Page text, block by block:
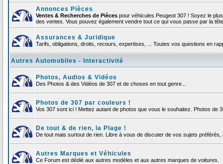
Annonces Pièces
Ventes & Recherches de Pièces pour véhicules Peugeot 307 ! Soyez le
des ventes. Vous pouvez également vendre tout ce qui vous passe par la
Assurances & Juridique
Tarifs, obligations, droits, recours, expertises, ... Toutes vos questions en
Autres Automobiles - Interactivité
Photos, Audios & Vidéos
Des Photos & des Vidéos de 307 et de choses en tout genre...
Photos de 307 par couleurs !
Vos 307 sont ici ! Mettez autant de photos que vous le souhaitez. Photos de
De tout & de rien, la Plage !
De tout mais surtout de rien. Libre à vous de discuter de vos sujets
Autres Marques et Véhicules
Ce Forum est dédié aux autres modèles et aux autres marques de voitures.